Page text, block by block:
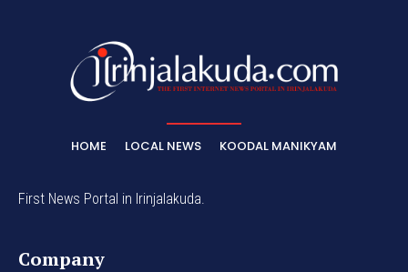
HOME LOCAL NEWS KOODAL MANIKYAM
First News Portal in Irinjalakuda.
Company